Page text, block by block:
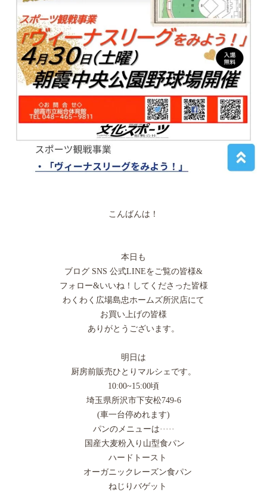
こんばんは！
本日も
ブログ SNS 公式LINEをご覧の皆様&
フォロー&いいね！してくださった皆様
わくわく広場島忠ホームズ所沢店にて
お買い上げの皆様
ありがとうございます。
明日は
厨房前販売ひとりマルシェです。
10:00~15:00頃
埼玉県所沢市下安松749-6
(車一台停めれます)
パンのメニューは·····
国産大麦粉入り山型食パン
ハードトースト
オーガニックレーズン食パン
ねじりバゲット